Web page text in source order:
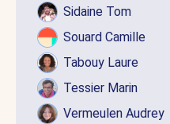
Sidaine Tom
Souard Camille
Tabouy Laure
Tessier Marin
Vermeulen Audrey